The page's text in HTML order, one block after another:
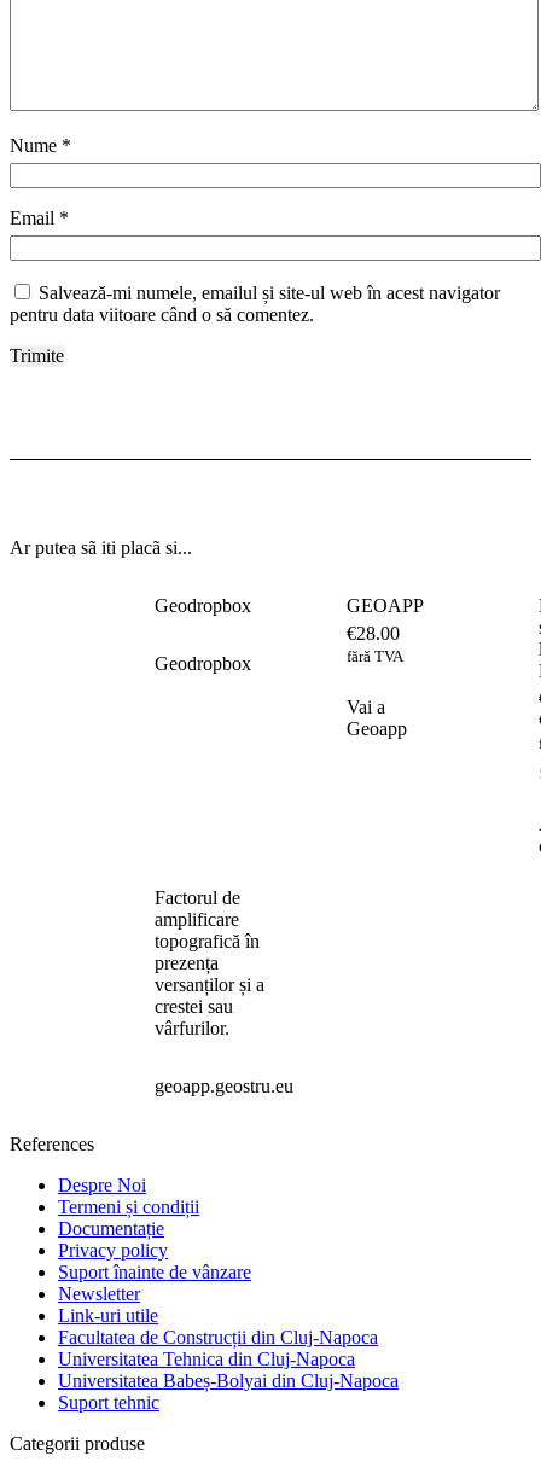
Nume *
Email *
Salvează-mi numele, emailul și site-ul web în acest navigator
pentru data viitoare când o să comentez.
Ar putea sã iti placã si...
Geodropbox
Geodropbox
GEOAPP
€28.00
fără TVA
Vai a
Geoapp
Factorul de
amplificare
topografică în
prezența
versanților și a
crestei sau
vârfurilor.
geoapp.geostru.eu
References
Despre Noi
Termeni și condiții
Documentație
Privacy policy
Suport înainte de vânzare
Newsletter
Link-uri utile
Facultatea de Construcții din Cluj-Napoca
Universitatea Tehnica din Cluj-Napoca
Universitatea Babeș-Bolyai din Cluj-Napoca
Suport tehnic
Categorii produse